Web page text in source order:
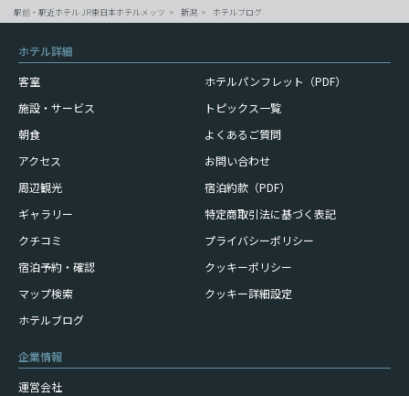
駅前・駅近ホテル JR東日本ホテルメッツ 新潟 ホテルブログ
ホテル詳細
客室
施設・サービス
朝食
アクセス
周辺観光
ギャラリー
クチコミ
宿泊予約・確認
マップ検索
ホテルブログ
ホテルパンフレット（PDF）
トピックス一覧
よくあるご質問
お問い合わせ
宿泊約款（PDF）
特定商取引法に基づく表記
プライバシーポリシー
クッキーポリシー
クッキー詳細設定
企業情報
運営会社